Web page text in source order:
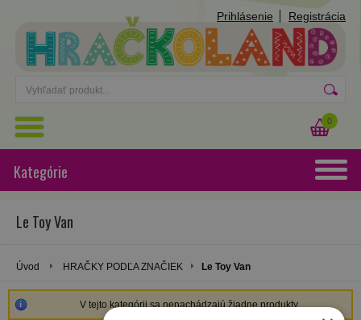
Prihlásenie Registrácia
0
Kategórie
Le Toy Van
Úvod HRAČKY PODĽA ZNAČIEK Le Toy Van
V tejto kategórii sa nenachádzajú žiadne produkty.